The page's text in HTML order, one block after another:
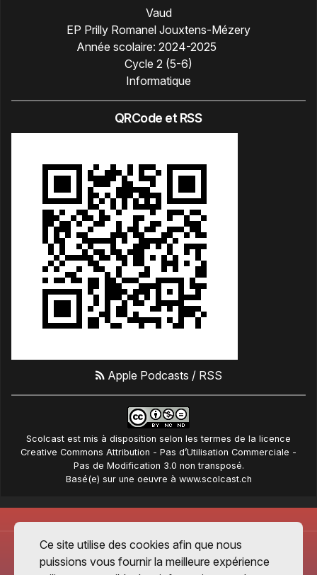
Vaud
EP Prilly Romanel Jouxtens-Mézery
Année scolaire: 2024-2025
Cycle 2 (5-6)
Informatique
QRCode et RSS
Apple Podcasts / RSS
Scolcast est mis à disposition selon les termes de la licence
Creative Commons Attribution - Pas d’Utilisation Commerciale -
Pas de Modification 3.0 non transposé.
Basé(e) sur une oeuvre à www.scolcast.ch
Ce site utilise des cookies afin que nous
puissions vous fournir la meilleure expérience